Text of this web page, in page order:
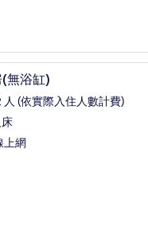
高級寢具
無浴缸)
人 (依實際入住人數計費)
上網